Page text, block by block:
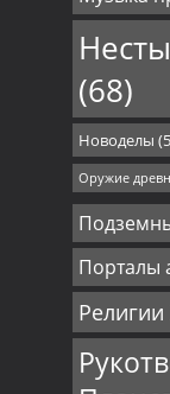
(68)
Новоделы
Оружие
Порталы